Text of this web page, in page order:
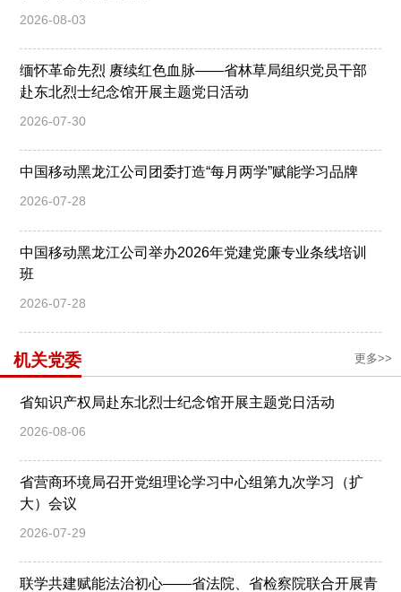
2026-08-03
缅怀革命先烈 赓续红色血脉——省林草局组织党员干部
赴东北烈士纪念馆开展主题党日活动
2026-07-30
中国移动黑龙江公司团委打造“每月两学”赋能学习品牌
2026-07-28
中国移动黑龙江公司举办2026年党建党廉专业条线培训
班
2026-07-28
机关党委 更多>>
省知识产权局赴东北烈士纪念馆开展主题党日活动
2026-08-06
省营商环境局召开党组理论学习中心组第九次学习（扩
大）会议
2026-07-29
联学共建赋能法治初心——省法院、省检察院联合开展青